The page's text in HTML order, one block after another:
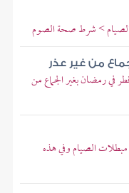
الصيام > شرط صحة الصوم
من غير عذر
في رمضان بغير الجماع من
الصيام وفي هذه